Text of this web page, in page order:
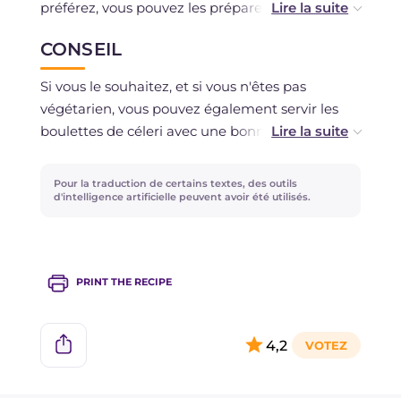
préférez, vous pouvez les préparer la veille et les
juste avant de servir. En alternative, elles
peuvent être congelées crues après les avoir
panées. La sauce tomate peut être conservée
au réfrigérateur pendant 2-3 jours, dans un
récipient hermétique.
CONSEIL
Si vous le souhaitez, et si vous n'êtes pas
végétarien, vous pouvez également servir les
boulettes de céleri avec une bonne sauce à la
utilisez-les pour préparer d'autres recettes,
comme par exemple lapâtes froides aux
Pour la traduction de certains textes, des outils
d'intelligence artificielle peuvent avoir été utilisés.
PRINT THE RECIPE
4,2